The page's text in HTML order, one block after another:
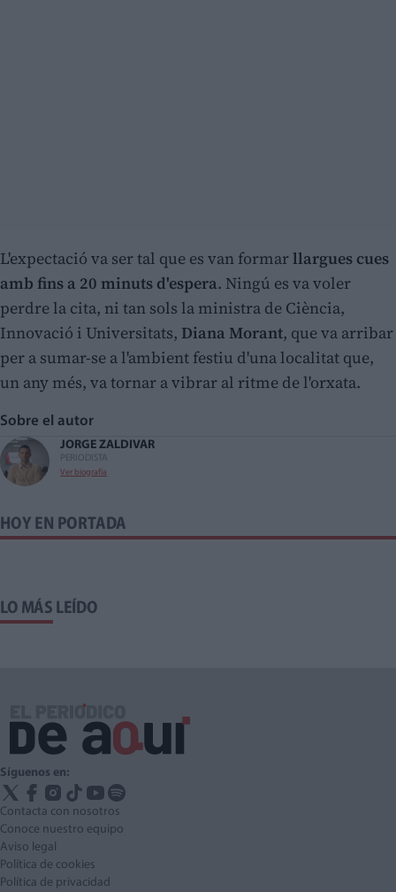
L'expectació va ser tal que es van formarllargues cues
amb fins a 20 minuts d'espera. Ningú es va voler
perdre la cita, ni tan sols la ministra de Ciència,
Innovació i Universitats, Diana Morant, que va arribar
per a sumar-se a l'ambient festiu d'una localitat que,
un any més, va tornar a vibrar al ritme de l'orxata.
Sobre el autor
JORGE ZALDIVAR
PERIODISTA
Ver biografía
HOY EN PORTADA
LO MÁS LEÍDO
Síguenos en:
Contacta con nosotros
Conoce nuestro equipo
Aviso legal
Política de cookies
Política de privacidad